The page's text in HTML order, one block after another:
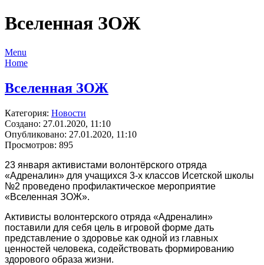
Вселенная ЗОЖ
Menu
Home
Вселенная ЗОЖ
Категория: Новости
Создано: 27.01.2020, 11:10
Опубликовано: 27.01.2020, 11:10
Просмотров: 895
23 января активистами волонтёрского отряда
«Адреналин» для учащихся 3-х классов Исетской школы
№2 проведено профилактическое мероприятие
«Вселенная ЗОЖ».
Активисты волонтерского отряда «Адреналин»
поставили для себя цель в игровой форме дать
представление о здоровье как одной из главных
ценностей человека, содействовать формированию
здорового образа жизни.